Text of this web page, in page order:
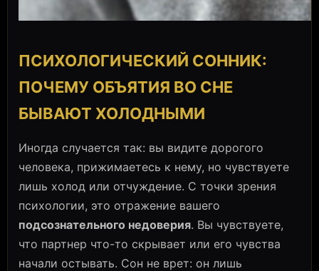
ПСИХОЛОГИЧЕСКИЙ СОННИК:
ПОЧЕМУ ОБЪЯТИЯ ВО СНЕ
БЫВАЮТ ХОЛОДНЫМИ
Иногда случается так: вы видите дорогого
человека, прижимаетесь к нему, но чувствуете
лишь холод или отчуждение. С точки зрения
психологии, это отражение вашего
подсознательного недоверия. Вы чувствуете,
что партнер что-то скрывает или его чувства
начали остывать. Сон не врет: он лишь